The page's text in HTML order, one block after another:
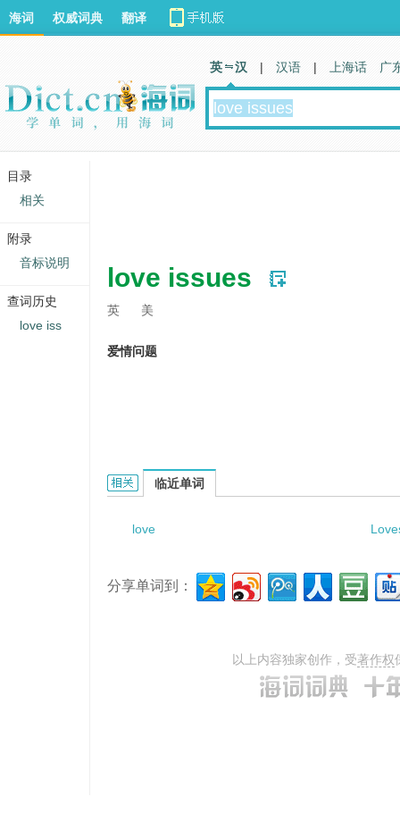
love issues
英 美
爱情问题
love issues的相关资料：
临近单词
love
分享单词到：
以上内容独家创作，受著作权
海词 权威词典 翻译
英 汉 | 汉语 | 上海话 广
目录
相关
附录
音标说明
查词历史
love iss